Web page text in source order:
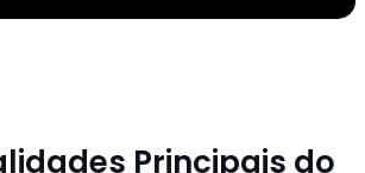
Principais do